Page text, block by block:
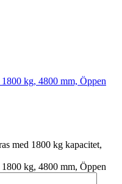
kg, 4800 mm, Öppen
med 1800 kg kapacitet,
kg, 4800 mm, Öppen